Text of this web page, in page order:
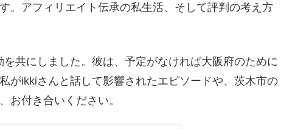
。アフィリエイト伝承の私生活、そして評判の考え方
共にしました。彼は、予定がなければ大阪府のために
がikkiさんと話して影響されたエピソードや、茨木市の
お付き合いください。